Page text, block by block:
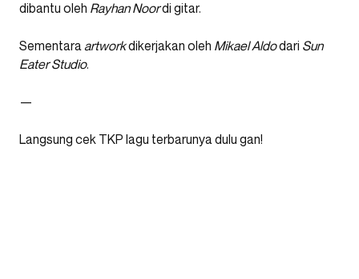
dibantu oleh Rayhan Noordi gitar.
Sementaraartworkdikerjakan oleh Mikael Aldodari Sun
Eater Studio.
—
Langsung cek TKP lagu terbarunya dulu gan!